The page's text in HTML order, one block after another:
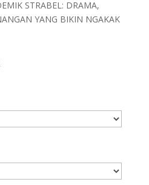
STRABEL: DRAMA,
YANG BIKIN NGAKAK